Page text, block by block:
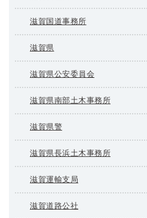
滋賀国道事務所
滋賀県
滋賀県公安委員会
滋賀県南部土木事務所
滋賀県警
滋賀県長浜土木事務所
滋賀運輸支局
滋賀道路公社